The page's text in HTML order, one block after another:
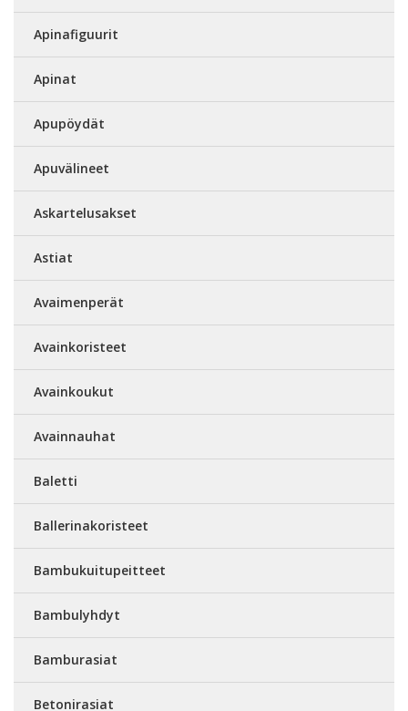
Apinafiguurit
Apinat
Apupöydät
Apuvälineet
Askartelusakset
Astiat
Avaimenperät
Avainkoristeet
Avainkoukut
Avainnauhat
Baletti
Ballerinakoristeet
Bambukuitupeitteet
Bambulyhdyt
Bamburasiat
Betonirasiat